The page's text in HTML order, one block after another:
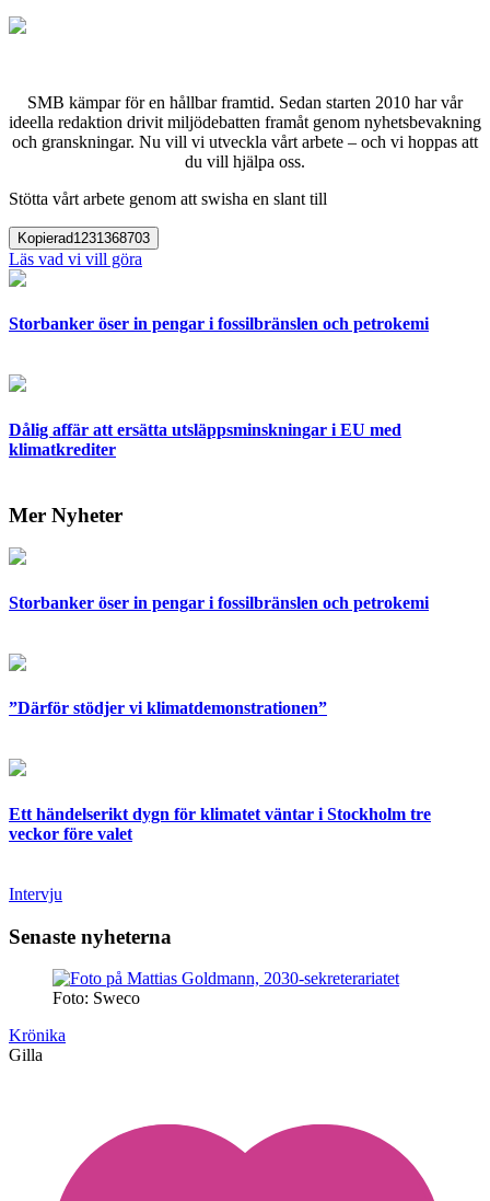
SMB kämpar för en hållbar framtid. Sedan starten 2010 har vår
ideella redaktion drivit miljödebatten framåt genom nyhetsbevakning
och granskningar. Nu vill vi utveckla vårt arbete – och vi hoppas att
du vill hjälpa oss.
Stötta vårt arbete genom att swisha en slant till
Kopierad1231368703
Läs vad vi vill göra
Storbanker öser in pengar i fossilbränslen och petrokemi
Dålig affär att ersätta utsläppsminskningar i EU med
klimatkrediter
Mer Nyheter
Storbanker öser in pengar i fossilbränslen och petrokemi
”Därför stödjer vi klimatdemonstrationen”
Ett händelserikt dygn för klimatet väntar i Stockholm tre
veckor före valet
Intervju
Senaste nyheterna
Foto: Sweco
Krönika
Gilla